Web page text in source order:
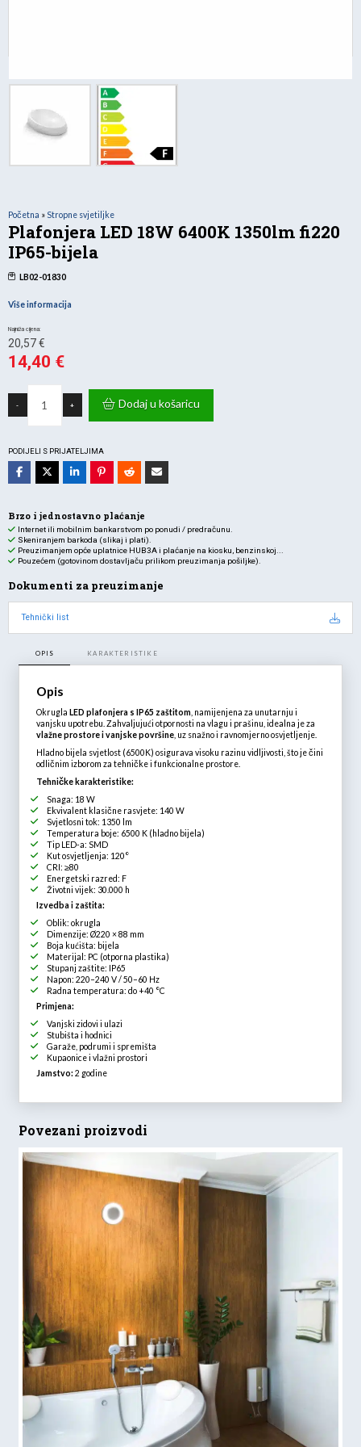
Početna » Stropne svjetiljke
Plafonjera LED 18W 6400K 1350lm fi220
IP65-bijela
LB02-01830
Više informacija
20,57€Izvorna
cijena
bila
je:
20,57 €.
14,40 €
Trenutna
cijena
je:
-
6400K
1350lm
bijela
+ Dodaj u košaricu
PODIJELI S PRIJATELJIMA
Brzo i jednostavno plaćanje
Internet ili mobilnim bankarstvom po ponudi / predračunu.
Skeniranjem barkoda (slikaj i plati).
Preuzimanjem opće uplatnice HUB3A i plaćanje na kiosku, benzinskoj...
Pouzećem (gotovinom dostavljaču prilikom preuzimanja pošiljke).
Dokumenti za preuzimanje
Tehnički list
OPIS KARAKTERISTIKE
Opis
Okrugla LED plafonjera s IP65 zaštitom , namijenjena za unutarnju i
vanjsku upotrebu. Zahvaljujući otpornosti na vlagu i prašinu, idealna je za
vlažne prostore i vanjske površine, uz snažno i ravnomjerno osvjetljenje.
Hladno bijela svjetlost (6500K) osigurava visoku razinu vidljivosti, što je čini
odličnim izborom za tehničke i funkcionalne prostore.
Tehničke karakteristike:
Snaga: 18 W
Ekvivalent klasične rasvjete: 140 W
Svjetlosni tok: 1350 lm
Temperatura boje: 6500 K (hladno bijela)
Tip LED-a: SMD
Kut osvjetljenja: 120°
CRI: ≥80
Energetski razred: F
Životni vijek: 30.000 h
Izvedba i zaštita:
Oblik: okrugla
Dimenzije: Ø220 × 88 mm
Boja kućišta: bijela
Materijal: PC (otporna plastika)
Stupanj zaštite: IP65
Napon: 220–240 V / 50–60 Hz
Radna temperatura: do +40 °C
Primjena:
Vanjski zidovi i ulazi
Stubišta i hodnici
Garaže, podrumi i spremišta
Kupaonice i vlažni prostori
Jamstvo: 2 godine
Povezani proizvodi